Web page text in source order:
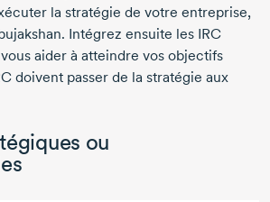
la stratégie de votre entreprise,
Intégrez ensuite les IRC
aider à atteindre vos objectifs
doivent passer de la stratégie aux
ou